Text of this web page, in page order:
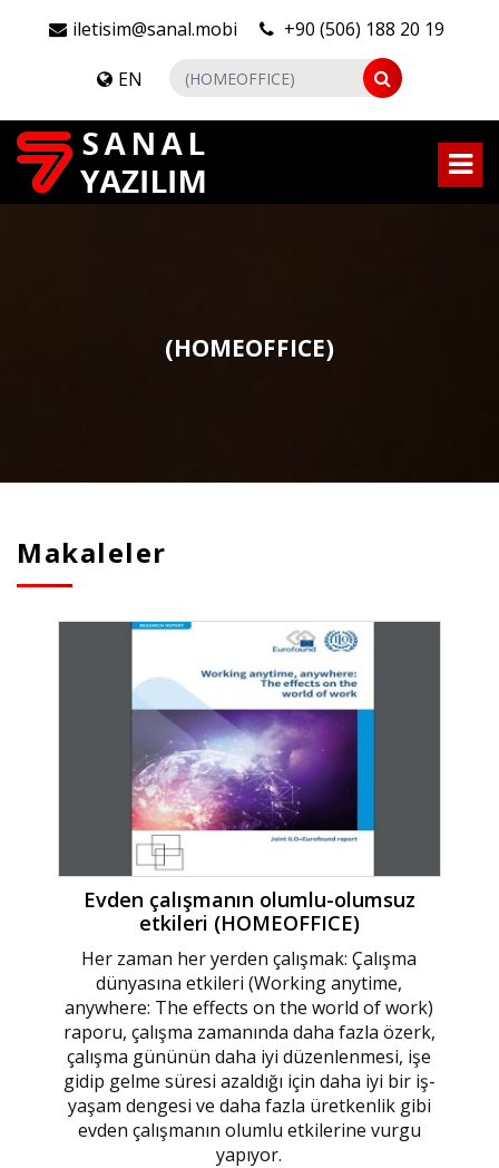
iletisim@sanal.mobi +90 (506) 188 20 19
EN
(HOMEOFFICE)
Makaleler
Evden çalışmanın olumlu-olumsuz
etkileri (HOMEOFFICE)
Her zaman her yerden çalışmak: Çalışma
dünyasına etkileri (Working anytime,
anywhere: The effects on the world of work)
raporu, çalışma zamanında daha fazla özerk,
çalışma gününün daha iyi düzenlenmesi, işe
gidip gelme süresi azaldığı için daha iyi bir iş-
yaşam dengesi ve daha fazla üretkenlik gibi
evden çalışmanın olumlu etkilerine vurgu
yapıyor.